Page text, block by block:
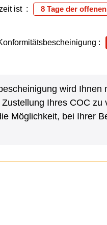
ist : 8 Tage der
:
wird
Ihres COC zu
Möglichkeit, bei Ihrer